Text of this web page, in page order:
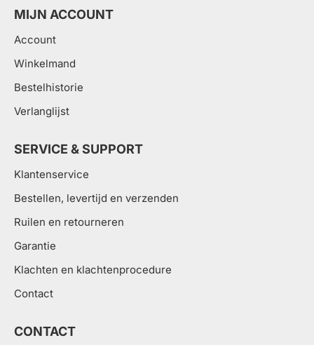
MIJN ACCOUNT
Account
Winkelmand
Bestelhistorie
Verlanglijst
SERVICE & SUPPORT
Klantenservice
Bestellen, levertijd en verzenden
Ruilen en retourneren
Garantie
Klachten en klachtenprocedure
Contact
CONTACT